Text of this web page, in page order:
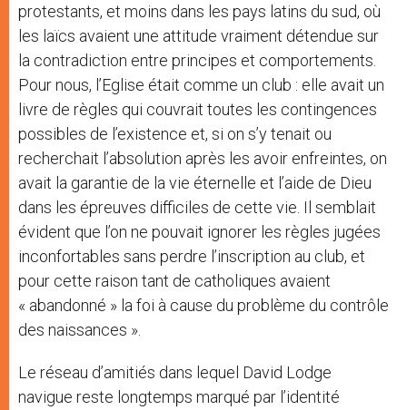
protestants, et moins dans les pays latins du sud, où
les laïcs avaient une attitude vraiment détendue sur
la contradiction entre principes et comportements.
Pour nous, l’Eglise était comme un club : elle avait un
livre de règles qui couvrait toutes les contingences
possibles de l’existence et, si on s’y tenait ou
recherchait l’absolution après les avoir enfreintes, on
avait la garantie de la vie éternelle et l’aide de Dieu
dans les épreuves difficiles de cette vie. Il semblait
évident que l’on ne pouvait ignorer les règles jugées
inconfortables sans perdre l’inscription au club, et
pour cette raison tant de catholiques avaient
« abandonné » la foi à cause du problème du contrôle
des naissances ».
Le réseau d’amitiés dans lequel David Lodge
navigue reste longtemps marqué par l’identité